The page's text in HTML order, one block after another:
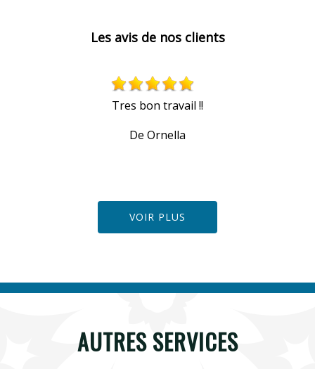
Les avis de nos clients
Tres bon travail !!
De Ornella
VOIR PLUS
AUTRES SERVICES